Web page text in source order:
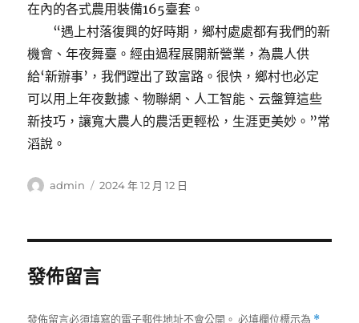
在內的各式農用裝備165臺套。
“遇上村落復興的好時期，鄉村處處都有我們的新
機會、年夜舞臺。經由過程展開新營業，為農人供
給‘新辦事’，我們蹚出了致富路。很快，鄉村也必定
可以用上年夜數據、物聯網、人工智能、云盤算這些
新技巧，讓寬大農人的農活更輕松，生涯更美妙。”常
滔說。
作
admin
發
2024 年 12 月 12 日
發佈留言
發佈留言必須填寫的電子郵件地址不會公開。 必填欄位標示為 *